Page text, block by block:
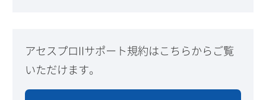
アセスプロIIサポート規約はこちらからご覧
いただけます。